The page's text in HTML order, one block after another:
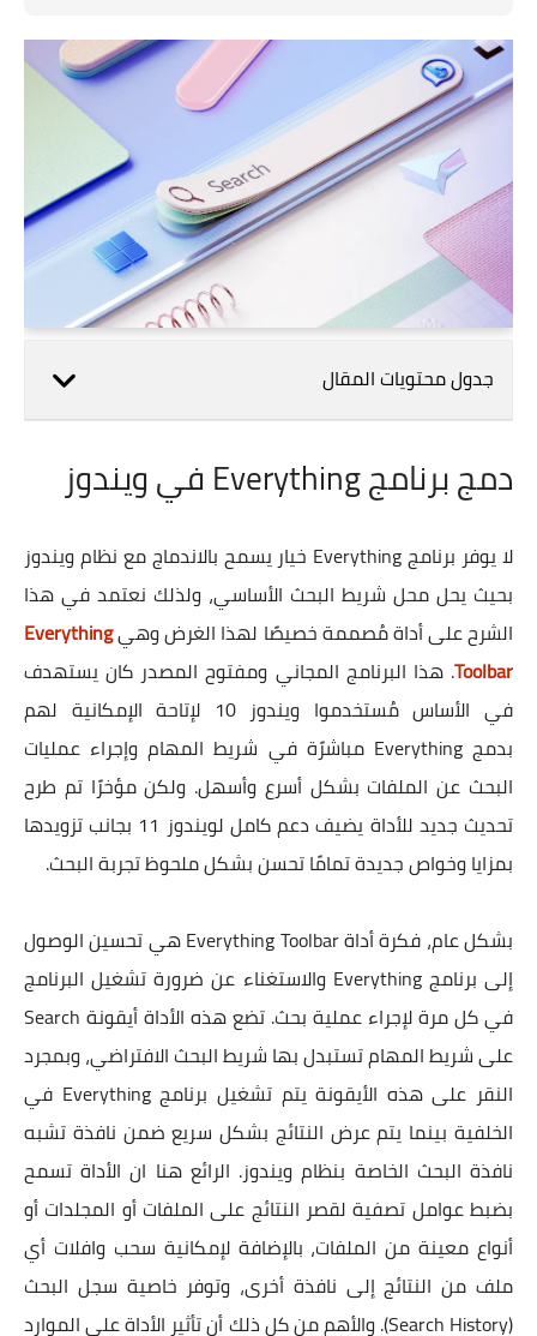
جدول محتويات المقال
دمج برنامج Everything في ويندوز
لا يوفر برنامج Everything خيار يسمح بالاندماج مع نظام ويندوز
بحيث يحل محل شريط البحث الأساسي، ولذلك نعتمد في هذا
الشرح على أداة مُصممة خصيصًا لهذا الغرض وهيEverything
Toolbar. هذا البرنامج المجاني ومفتوح المصدر كان يستهدف
في الأساس مُستخدموا ويندوز 10 لإتاحة الإمكانية لهم
بدمج Everything مباشرًة في شريط المهام وإجراء عمليات
البحث عن الملفات بشكل أسرع وأسهل. ولكن مؤخرًا تم طرح
تحديث جديد للأداة يضيف دعم كامل لويندوز 11 بجانب تزويدها
بمزايا وخواص جديدة تمامًا تحسن بشكل ملحوظ تجربة البحث.
بشكل عام، فكرة أداة Everything Toolbar هي تحسين الوصول
إلى برنامج Everything والاستغناء عن ضرورة تشغيل البرنامج
في كل مرة لإجراء عملية بحث. تضع هذه الأداة أيقونة Search
على شريط المهام تستبدل بها شريط البحث الافتراضي، وبمجرد
النقر على هذه الأيقونة يتم تشغيل برنامج Everything في
الخلفية بينما يتم عرض النتائج بشكل سريع ضمن نافذة تشبه
نافذة البحث الخاصة بنظام ويندوز. الرائع هنا ان الأداة تسمح
بضبط عوامل تصفية لقصر النتائج على الملفات أو المجلدات أو
أنواع معينة من الملفات، بالإضافة لإمكانية سحب وافلات أي
ملف من النتائج إلى نافذة أخرى، وتوفر خاصية سجل البحث
(Search History). والأهم من كل ذلك أن تأثير الأداة على الموارد